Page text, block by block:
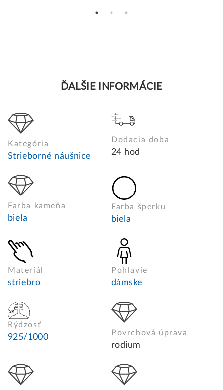
ĎALŠIE INFORMÁCIE
Kategória
Strieborné náušnice
Dodacia doba
24 hod
Farba kameňa
biela
Farba šperku
biela
Materiál
striebro
Pohlavie
dámske
Rýdzosť
925/1000 Povrchová úprava
rodium